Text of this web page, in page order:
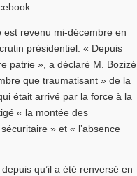
est revenu mi-décembre en
présidentiel. « Depuis
patrie », a déclaré M. Bozizé
que traumatisant » de la
était arrivé par la force à la
« la montée des
» et « l’absence
qu’il a été renversé en